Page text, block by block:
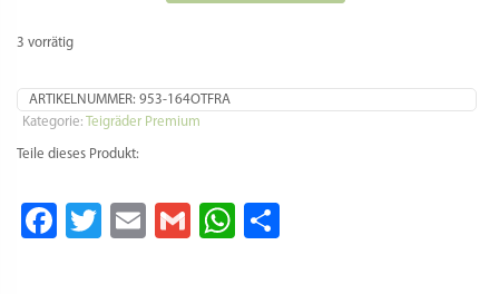
3 vorrätig
Verschließen
mit
Olivenholzgriff
ARTIKELNUMMER: 953-164OTFRA
Kategorie: Teigräder Premium
Teile dieses Produkt:
Facebook
Twitter
EmailGmailWhatsApp